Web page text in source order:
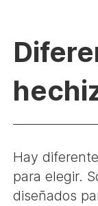
Hay
para elegir.
diseñados